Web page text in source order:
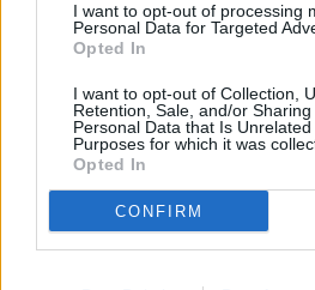
I want to opt-out of processing
Personal Data for Targeted
Opted In
I want to opt-out of Collection,
Retention, Sale, and/or
Personal Data that Is
Purposes for which it was
Opted In
CONFIRM